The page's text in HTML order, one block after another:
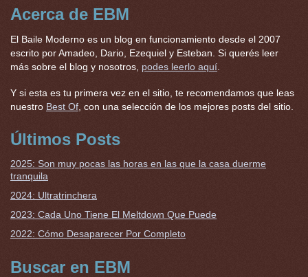
Acerca de EBM
El Baile Moderno es un blog en funcionamiento desde el 2007
escrito por Amadeo, Dario, Ezequiel y Esteban. Si querés leer
más sobre el blog y nosotros, podes leerlo aquí
Y si esta es tu primera vez en el sitio, te recomendamos que leas
nuestro Best Of , con una selección de los mejores posts del sitio.
Últimos Posts
2025: Son muy pocas las horas en las que la casa duerme
tranquila
2024: Ultratrinchera
2023: Cada Uno Tiene El Meltdown Que Puede
2022: Cómo Desaparecer Por Completo
Buscar en EBM